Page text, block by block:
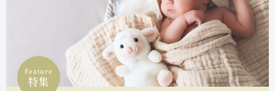
Feature
特集